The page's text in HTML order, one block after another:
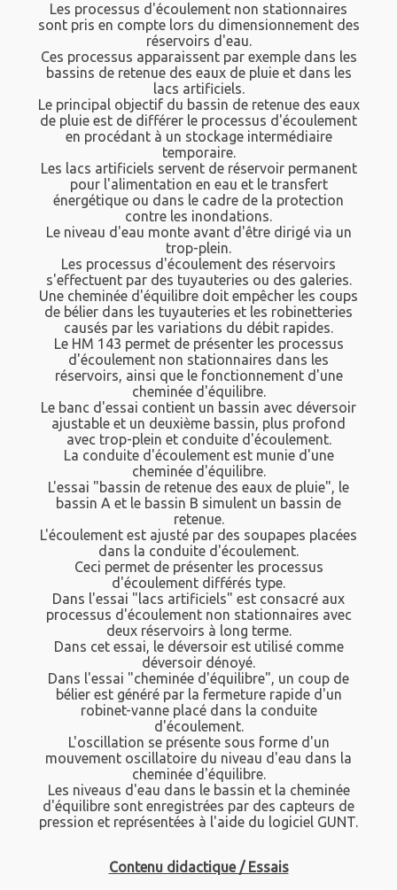
Les processus d'écoulement non stationnaires
sont pris en compte lors du dimensionnement des
réservoirs d'eau.
Ces processus apparaissent par exemple dans les
bassins de retenue des eaux de pluie et dans les
lacs artificiels.
Le principal objectif du bassin de retenue des eaux
de pluie est de différer le processus d'écoulement
en procédant à un stockage intermédiaire
temporaire.
Les lacs artificiels servent de réservoir permanent
pour l'alimentation en eau et le transfert
énergétique ou dans le cadre de la protection
contre les inondations.
Le niveau d'eau monte avant d'être dirigé via un
trop-plein.
Les processus d'écoulement des réservoirs
s'effectuent par des tuyauteries ou des galeries.
Une cheminée d'équilibre doit empêcher les coups
de bélier dans les tuyauteries et les robinetteries
causés par les variations du débit rapides.
Le HM 143 permet de présenter les processus
d'écoulement non stationnaires dans les
réservoirs, ainsi que le fonctionnement d'une
cheminée d'équilibre.
Le banc d'essai contient un bassin avec déversoir
ajustable et un deuxième bassin, plus profond
avec trop-plein et conduite d'écoulement.
La conduite d'écoulement est munie d'une
cheminée d'équilibre.
L'essai "bassin de retenue des eaux de pluie", le
bassin A et le bassin B simulent un bassin de
retenue.
L'écoulement est ajusté par des soupapes placées
dans la conduite d'écoulement.
Ceci permet de présenter les processus
d'écoulement différés type.
Dans l'essai "lacs artificiels" est consacré aux
processus d'écoulement non stationnaires avec
deux réservoirs à long terme.
Dans cet essai, le déversoir est utilisé comme
déversoir dénoyé.
Dans l'essai "cheminée d'équilibre", un coup de
bélier est généré par la fermeture rapide d'un
robinet-vanne placé dans la conduite
d'écoulement.
L'oscillation se présente sous forme d'un
mouvement oscillatoire du niveau d'eau dans la
cheminée d'équilibre.
Les niveaus d'eau dans le bassin et la cheminée
d'équilibre sont enregistrées par des capteurs de
pression et représentées à l'aide du logiciel GUNT.
Contenu didactique / Essais